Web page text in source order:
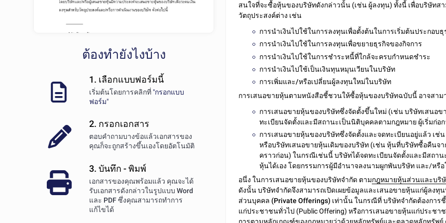
ต้องทำยังไงบ้าง
1. เลือกแบบฟอร์มนี้
เริ่มต้นโดยการคลิกที่ "กรอกแบบ
ฟอร์ม"
2. กรอกเอกสาร
ตอบคำถามบางข้อแล้วเอกสารของ
คุณก็จะถูกสร้างขึ้นเองโดยอัตโนมัติ
3. บันทึก - พิมพ์
เอกสารของคุณพร้อมแล้ว คุณจะได้
รับเอกสารดังกล่าวในรูปแบบ Word
และ PDFซึ่งคุณสามารถทำการ
แก้ไขได้
สนใจที่จะซื้อหุ้นของบริษัทดังกล่าวนั้น (เช่น ผู้ลงทุน) ทั้งนี้ เพื่อบริษัทส
วัตถุประสงค์ต่าง เช่น
การนำเงินไปใช้ในการลงทุนเพื่อตั้งต้นในการเริ่มต้นประกอบธุ
การนำเงินไปใช้ในการลงทุนเพื่อขยายธุรกิจของกิจการ
การนำเงินไปใช้ในการชำระหนี้ที่ใกล้จะครบกำหนดชำระ
การนำเงินไปใช้เป็นเงินทุนหมุนเวียนในบริษัท
การเพิ่มและ/หรือเปลี่ยนผู้ลงทุนใหม่ในบริษัท
การเสนอขายหุ้นตามหนังสือชี้ชวนให้ซื้อหุ้นของบริษัทฉบับนี้ อาจสาม
การเสนอขายหุ้นของบริษัทซึ่งจัดตั้งขึ้นใหม่ (เช่น บริษัทเสนอ
ทะเบียนจัดตั้งและมีสถานะเป็นนิติบุคคลตามกฎหมาย ผู้เริ่มก่อ
การเสนอขายหุ้นของบริษัทซึ่งจัดตั้งและจดทะเบียนอยู่แล้ว เช่
หรือบริษัทเสนอขายหุ้นเดิมของบริษัท (เช่น หุ้นที่บริษัทซื้อคืนจ
คราวก่อน) ในกรณีเช่นนี้ บริษัทได้จดทะเบียนจัดตั้งและมีสถา
หุ้นได้เอง โดยกรรมการผู้มีอำนาจลงนามผูกพันบริษัท และ/หรื
อนึ่ง ในการเสนอขายหุ้นของบริษัทจำกัด ตามกฎหมายหุ้นส่วนและบริ
ดังนั้น บริษัทจำกัดจึงสามารถเปิดเผยข้อมูลและเสนอขายหุ้นแก่ผู้ลงทุ
ส่วนบุคคล (Private Offerings) เท่านั้นในกรณีที่ บริษัทจำกัดต้องการ
แก่ประชาชนทั่วไป (Public Offering) หรือการเสนอขายหุ้นแก่ประชา